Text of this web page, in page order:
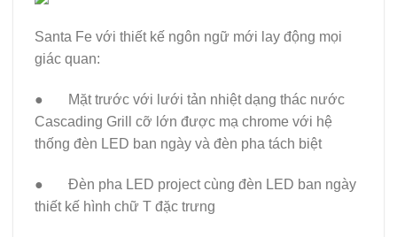
Santa Fe với thiết kế ngôn ngữ mới lay động mọi
giác quan:
● Mặt trước với lưới tản nhiệt dạng thác nước
Cascading Grill cỡ lớn được mạ chrome với hệ
thống đèn LED ban ngày và đèn pha tách biệt
● Đèn pha LED project cùng đèn LED ban ngày
thiết kế hình chữ T đặc trưng